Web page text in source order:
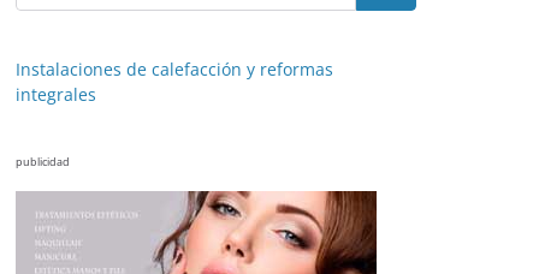
Instalaciones de calefacción y reformas
integrales
publicidad